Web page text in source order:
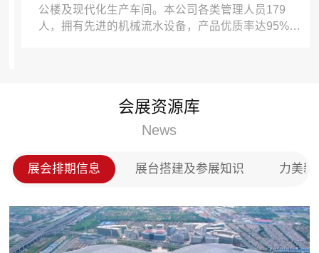
代化生产车间。本公司各类管理人员179
先进的机械流水设备，产品优质率达95%以
，在全国木门以及全屋定制市场上占领了一
与健康
医疗应
览会）
会展资源库
News
展会排期信息 展台搭建及参展知识 力美新